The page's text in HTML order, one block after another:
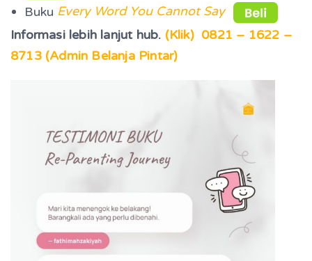
Buku Every Word You Cannot Say
Informasi lebih lanjut hub. (Klik) 0821 – 1622 –
8713 (Admin Belanja Pintar)